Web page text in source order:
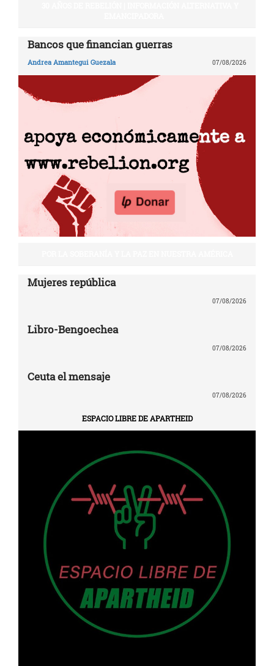
Bancos que financian guerras
Andrea Amantegui Guezala 07/08/2026
Mujeres república
07/08/2026
Libro-Bengoechea
07/08/2026
Ceuta el mensaje
07/08/2026
ESPACIO LIBRE DE APARTHEID